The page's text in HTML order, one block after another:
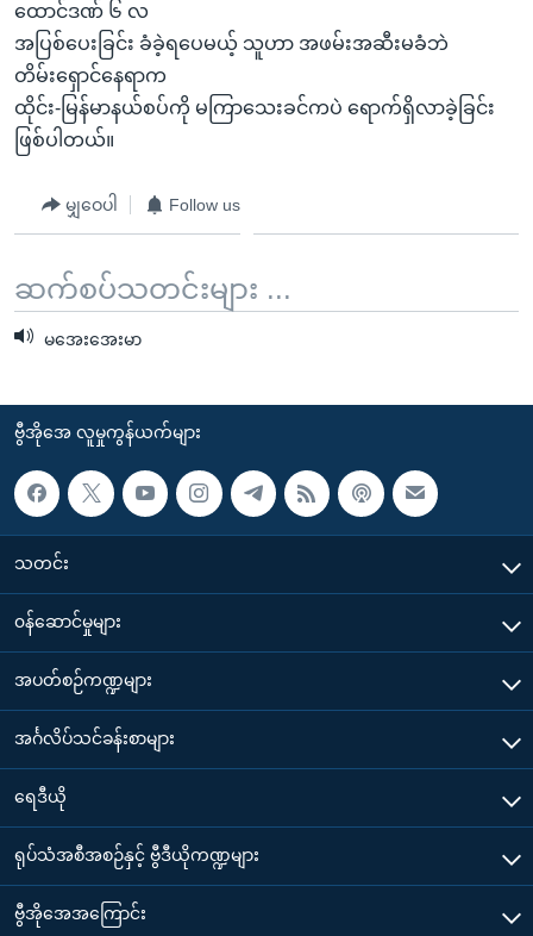
ထောင်ဒဏ် ၆ လ
အပြစ်ပေးခြင်း ခံခဲ့ရပေမယ့် သူဟာ အဖမ်းအဆီးမခံဘဲ
တိမ်းရှောင်နေရာက
ထိုင်း-မြန်မာနယ်စပ်ကို မကြာသေးခင်ကပဲ ရောက်ရှိလာခဲ့ခြင်း
ဖြစ်ပါတယ်။
မျှဝေပါ Follow us
ဆက်စပ်သတင်းများ ...
မအေးအေးမာ
ဗွီအိုအေ လူမှုကွန်ယက်များ
သတင်း
၀န်ဆောင်မှုများ
အပတ်စဉ်ကဏ္ဍများ
အင်္ဂလိပ်သင်ခန်းစာများ
ရေဒီယို
ရုပ်သံအစီအစဉ်နှင့် ဗွီဒီယိုကဏ္ဍများ
ဗွီအိုအေအကြောင်း